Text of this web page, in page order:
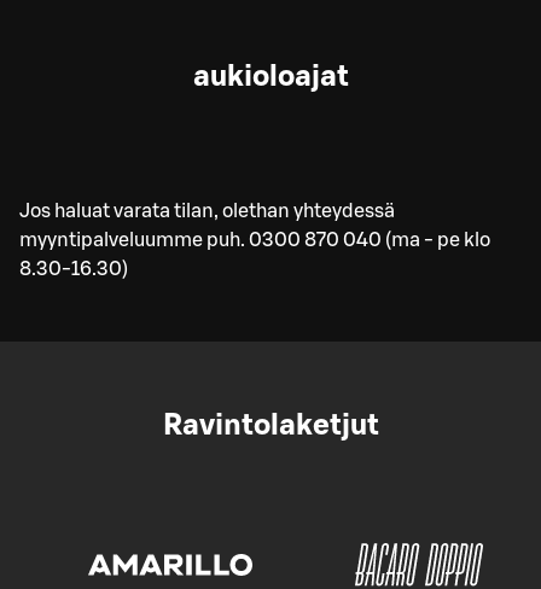
aukioloajat
Jos haluat varata tilan, olethan yhteydessä
myyntipalveluumme puh. 0300 870 040 (ma - pe klo
8.30-16.30)
Ravintolaketjut